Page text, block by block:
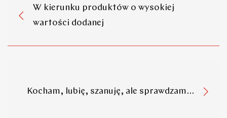
W kierunku produktów o wysokiej
wartości dodanej
Kocham, lubię, szanuję, ale sprawdzam…